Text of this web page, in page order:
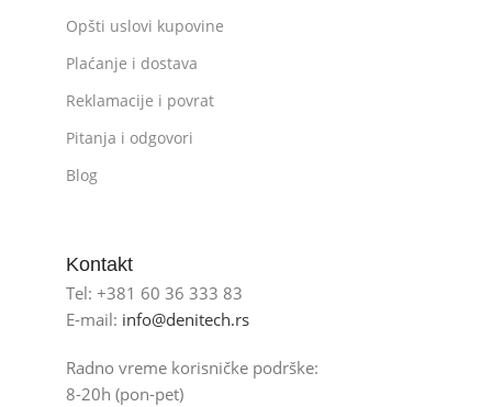
Opšti uslovi kupovine
Plaćanje i dostava
Reklamacije i povrat
Pitanja i odgovori
Blog
Kontakt
Tel: +381 60 36 333 83
E-mail: info@denitech.rs
Radno vreme korisničke podrške:
8-20h (pon-pet)